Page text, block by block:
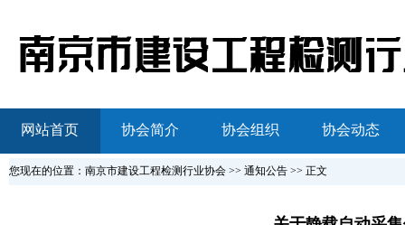
网站首页 协会简介 协会组织 协会动态
您现在的位置：南京市建设工程检测行业协会 >> 通知公告 >> 正文